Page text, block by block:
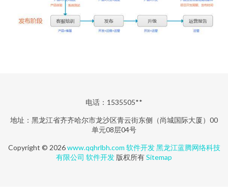
电话：1535505**
地址：黑龙江省齐齐哈尔市龙沙区青云街东侧（尚城国际大厦）00
单元08层04号
Copyright © 2026www.qqhrlbh.com 软件开发 黑龙江蓝腾网络科技
有限公司 软件开发 版权所有Sitemap